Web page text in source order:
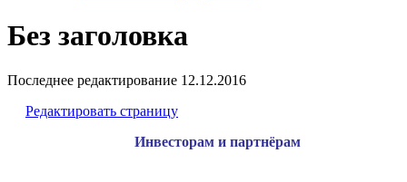
Без заголовка
Последнее редактирование 12.12.2016
Редактировать страницу
Инвесторам и партнёрам